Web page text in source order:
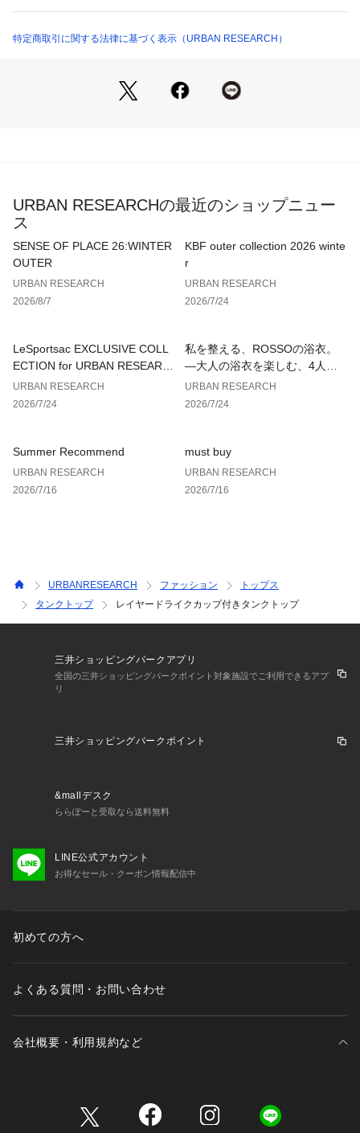
や在庫状況の確認が可能です。
お買い物リストの管理にぜひご利用ください。
光沢 : なし
ポケット : なし
KB26230-2015300 （ショップ）
特定商取引に関する法律に基づく表示（URBAN RESEARCH）
URBAN RESEARCHの最近のショップニュー
ス
SENSE OF PLACE 26:WINTER
OUTER
URBAN RESEARCH
2026/8/7
KBF outer collection 2026 winte
r
URBAN RESEARCH
2026/7/24
LeSportsac EXCLUSIVE COLL
ECTION for URBAN RESEARC
H
URBAN RESEARCH
2026/7/24
私を整える、ROSSOの浴衣。
—大人の浴衣を楽しむ、4人のT
IPS—
URBAN RESEARCH
2026/7/24
Summer Recommend
URBAN RESEARCH
2026/7/16
must buy
URBAN RESEARCH
2026/7/16
URBANRESEARCH ファッション
トップス
タンクトップ
レイヤードライクカップ付きタンクトップ
三井ショッピングパークアプリ
全国の三井ショッピングパークポイント対象施設でご利用できるアプ
リ
三井ショッピングパークポイント
&mallデスク
ららぽーと受取なら送料無料
LINE公式アカウント
お得なセール・クーポン情報配信中
初めての方へ
よくある質問・お問い合わせ
会社概要・利用規約など